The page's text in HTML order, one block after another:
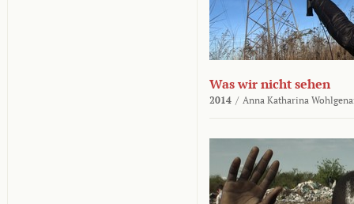
Was wir nicht sehen
2014 / Anna Katharina